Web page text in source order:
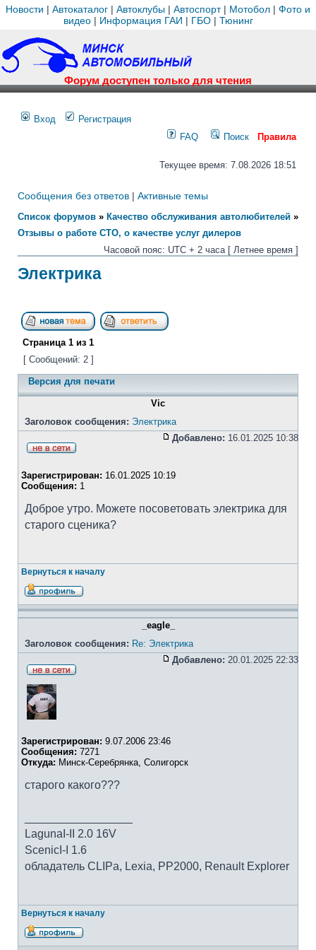
Новости | Автокаталог | Автоклубы | Автоспорт| Мотобол | Фото и
видео| Информация ГАИ | ГБО| Тюнинг
Форум доступен только для чтения
Вход
Регистрация
FAQ
Поиск Правила
Текущее время: 7.08.2026 18:51
Сообщения без ответов | Активные темы
Список форумов » Качество обслуживания автолюбителей »
Отзывы о работе СТО, о качестве услуг дилеров
Часовой пояс: UTC + 2 часа [ Летнее время ]
Электрика
Страница 1 из 1
[ Сообщений: 2 ]
Версия для печати
Vic
Заголовок сообщения: Электрика
Добавлено: 16.01.2025 10:38
Зарегистрирован: 16.01.2025 10:19
Сообщения: 1
Доброе утро. Можете посоветовать электрика для
старого сценика?
Вернуться к началу
_eagle_
Заголовок сообщения: Re: Электрика
Добавлено: 20.01.2025 22:33
Зарегистрирован: 9.07.2006 23:46
Сообщения: 7271
Откуда: Минск-Серебрянка, Солигорск
старого какого???
LagunaI-II 2.0 16V
ScenicI-I 1.6
обладатель CLIPa, Lexia, PP2000, Renault Explorer
Вернуться к началу